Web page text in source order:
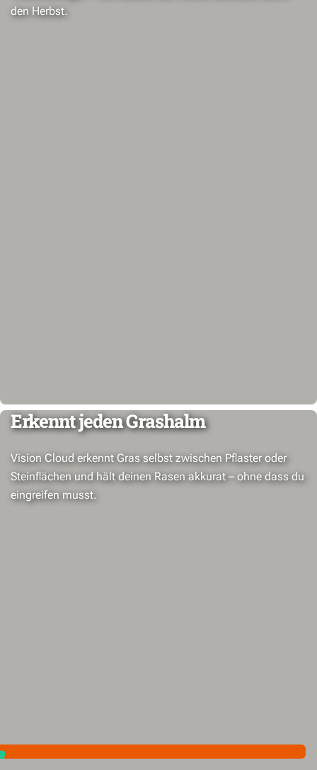
den Herbst.
Erkennt jeden Grashalm
Vision Cloud erkennt Gras selbst zwischen Pflaster oder
Steinflächen und hält deinen Rasen akkurat – ohne dass du
eingreifen musst.